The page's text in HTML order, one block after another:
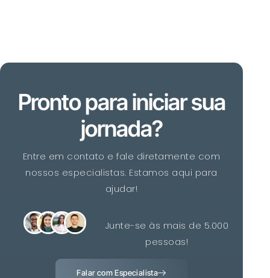
Pronto para iniciar sua
jornada?
Entre em contato e fale diretamente com
nossos especialistas. Estamos aqui para
ajudar!
Junte-se às mais de 5.000
pessoas!
Falar com Especialista